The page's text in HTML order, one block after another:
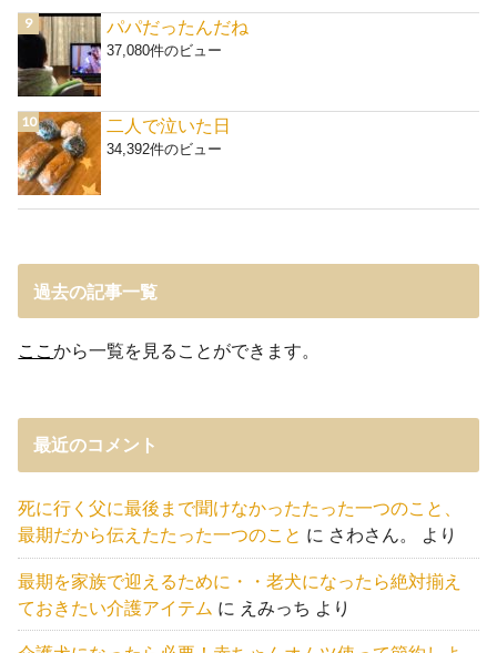
パパだったんだね
37,080件のビュー
二人で泣いた日
34,392件のビュー
過去の記事一覧
ここから一覧を見ることができます。
最近のコメント
死に行く父に最後まで聞けなかったたった一つのこと、
最期だから伝えたたった一つのこと に さわさん。 より
最期を家族で迎えるために・・老犬になったら絶対揃え
ておきたい介護アイテム に えみっち より